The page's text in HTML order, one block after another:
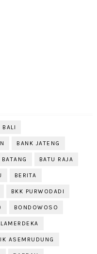
BALI
BANK JATENG
BATANG BATU RAJA
BERITA
BKK PURWODADI
BONDOWOSO
ASEMRUDUNG